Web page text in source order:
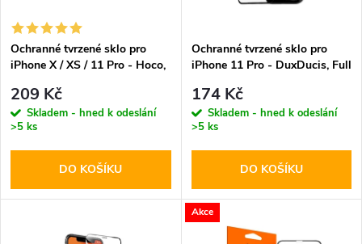
í
p
r
o
d
s
p
r
o
d
Ochranné tvrzené sklo pro
iPhone X / XS / 11 Pro - Hoco,
209 Kč
Skladem - hned k odeslání
>5 ks
DO KOŠÍKU
Ochranné tvrzené sklo pro
iPhone 11 Pro - DuxDucis, Full
174 Kč
Skladem - hned k odeslání
>5 ks
DO KOŠÍKU
Akce